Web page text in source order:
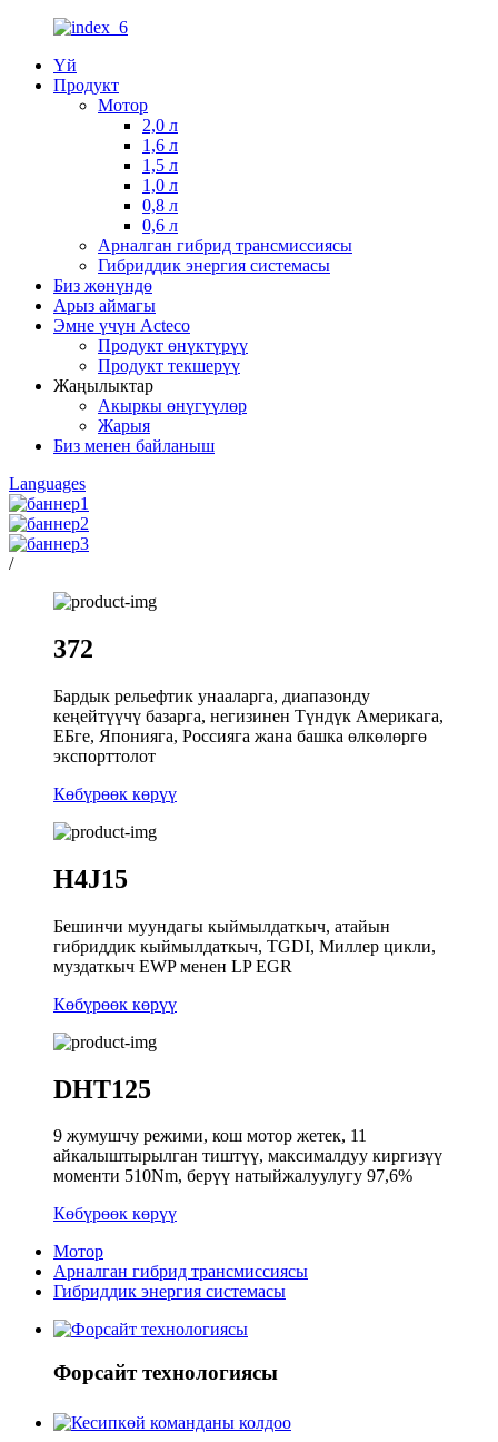
Үй
Продукт
Мотор
2,0 л
1,6 л
1,5 л
1,0 л
0,8 л
0,6 л
Арналган гибрид трансмиссиясы
Гибриддик энергия системасы
Биз жөнүндө
Арыз аймагы
Эмне үчүн Acteco
Продукт өнүктүрүү
Продукт текшерүү
Жаңылыктар
Акыркы өнүгүүлөр
Жарыя
Биз менен байланыш
Languages
/
372
Бардык рельефтик унааларга, диапазонду
кеңейтүүчү базарга, негизинен Түндүк Америкага,
ЕБге, Японияга, Россияга жана башка өлкөлөргө
экспорттолот
Көбүрөөк көрүү
H4J15
Бешинчи муундагы кыймылдаткыч, атайын
гибриддик кыймылдаткыч, TGDI, Миллер цикли,
муздаткыч EWP менен LP EGR
Көбүрөөк көрүү
DHT125
9 жумушчу режими, кош мотор жетек, 11
айкалыштырылган тиштүү, максималдуу киргизүү
моменти 510Nm, берүү натыйжалуулугу 97,6%
Көбүрөөк көрүү
Мотор
Арналган гибрид трансмиссиясы
Гибриддик энергия системасы
Форсайт технологиясы